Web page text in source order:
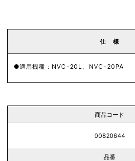
仕 様
適用機種：NVC-20L、NVC-20PA
商品コード
00820644
品番